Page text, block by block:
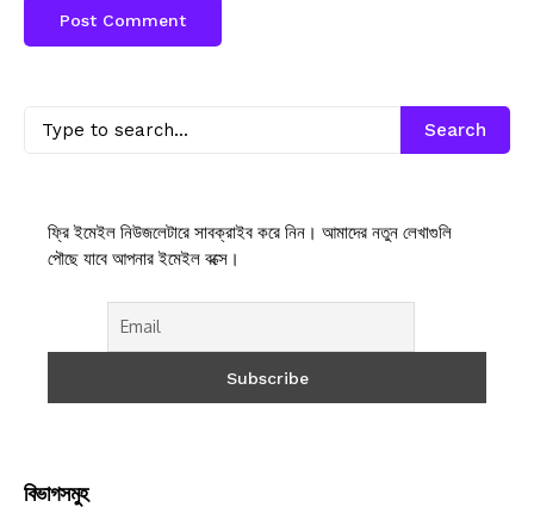
Search
ফ্রি ইমেইল নিউজলেটারে সাবক্রাইব করে নিন। আমাদের নতুন লেখাগুলি
পৌছে যাবে আপনার ইমেইল বক্সে।
বিভাগসমুহ